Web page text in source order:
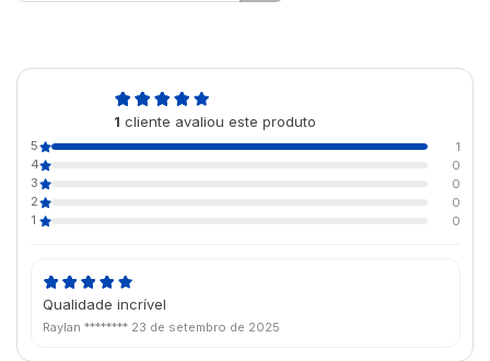
1 cliente avaliou este produto
5
1
4
0
3
0
2
0
1
0
Qualidade incrível
Raylan ******** 23 de setembro de 2025